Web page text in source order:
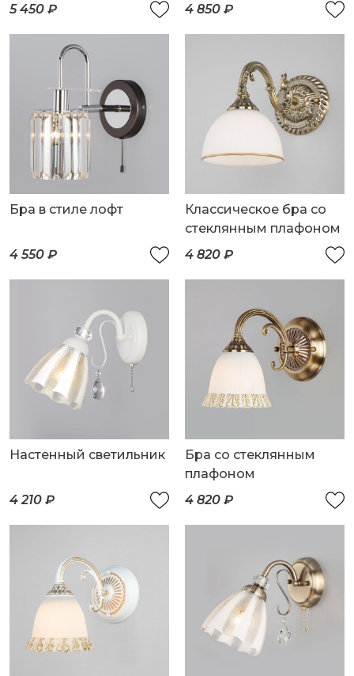
5 450 ₽
4 850 ₽
Бра в стиле лофт
4 550 ₽
Классическое бра со
стеклянным плафоном
4 820 ₽
Настенный светильник
4 210 ₽
Бра со стеклянным
плафоном
4 820 ₽